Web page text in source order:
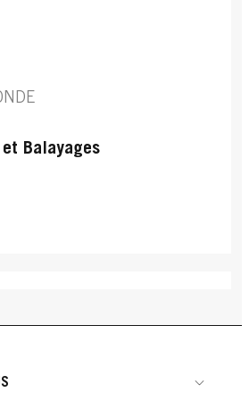
Balayages